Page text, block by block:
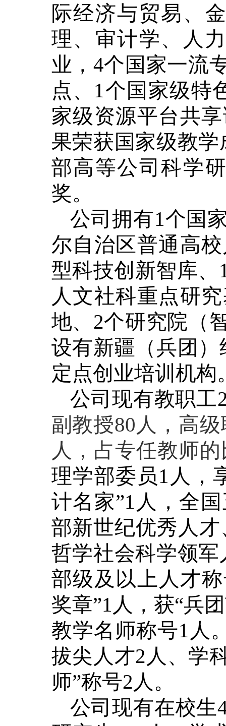
际经济与贸易、
理、审计学、人
业 ， 4个国家一流
点、 1个国家级特
家级资源平台共
果荣获国家级教
部高等公司科学
奖。
公司拥有1个国
尔自治区普通高
型科技创新智库、
人文社科重点研
地、 2个研究院（
设有新疆（兵团
定点创业培训机
公司现有教职工
副教授80 人，高
人，占专任教师
理学部委员1人，
计名家”1人，全
部新世纪优秀人
哲学社会科学领
部级及以上人才
奖章”1人，获“兵
教学名师称号1人
拔尖人才2人、学
师”称号2人。
公司现有在校生